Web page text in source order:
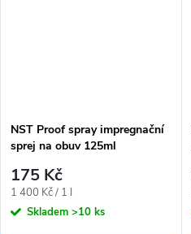
NST Proof spray impregnační
sprej na obuv 125ml
175 Kč
Měrná
cena:
1 400 Kč / 1 l
Skladem >10 ks